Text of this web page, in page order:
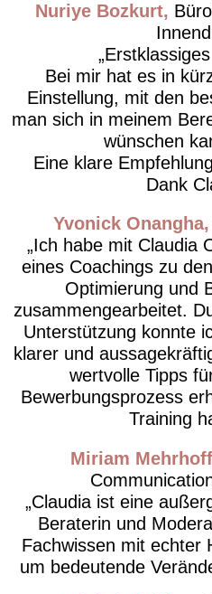
Nuriye Bozkurt
Bei mir hat es in
Einstellung, mit den
man sich in meinem
wünschen
Eine klare
Dank
Yvonick Onangha
Ich habe mit Claudia
eines Coachings zu
Optimierung und
zusammengearbeitet.
Unterstützung konnte
klarer und
wertvolle Tipps
Bewerbungsprozess
Training
Miriam
Claudia ist eine
Beraterin und
Fachwissen mit echter
um bedeutende